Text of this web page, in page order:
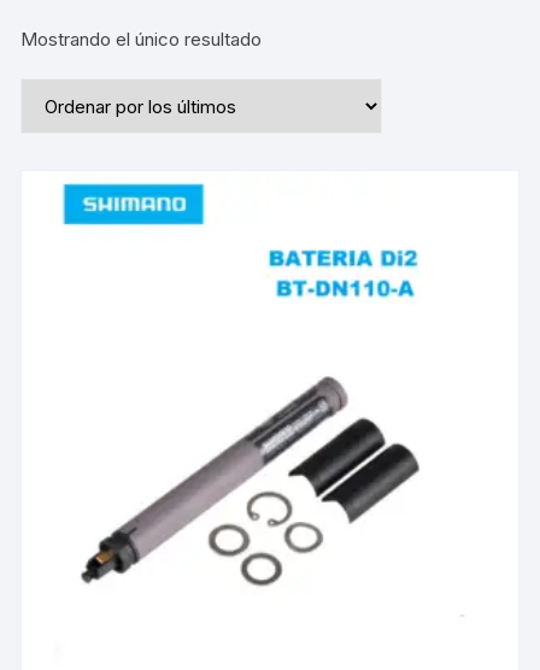
Mostrando el único resultado